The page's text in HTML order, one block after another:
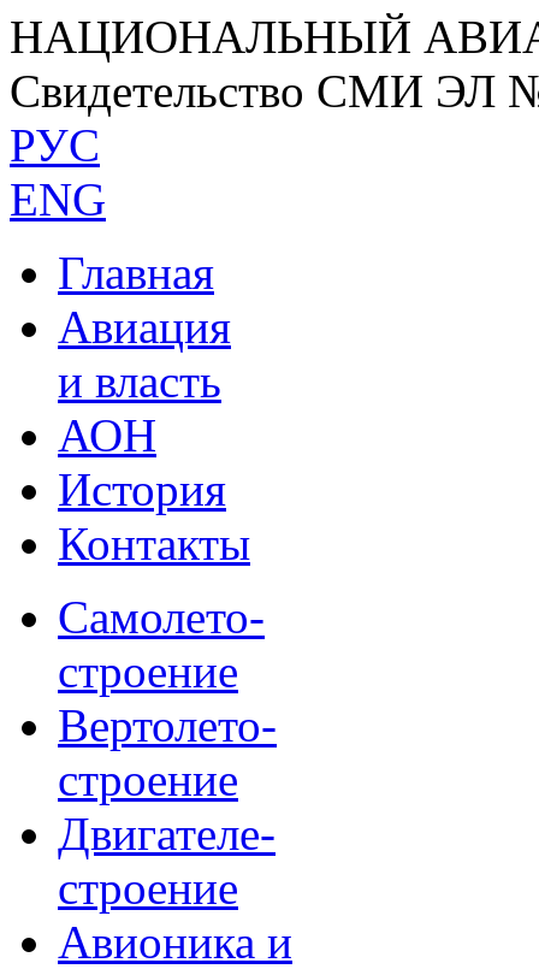
НАЦИОНАЛЬНЫЙ
Свидетельство СМИ ЭЛ
РУС
ENG
Главная
Авиация
и власть
АОН
История
Контакты
Самолето-
строение
Вертолето-
строение
Двигателе-
строение
Авионика и